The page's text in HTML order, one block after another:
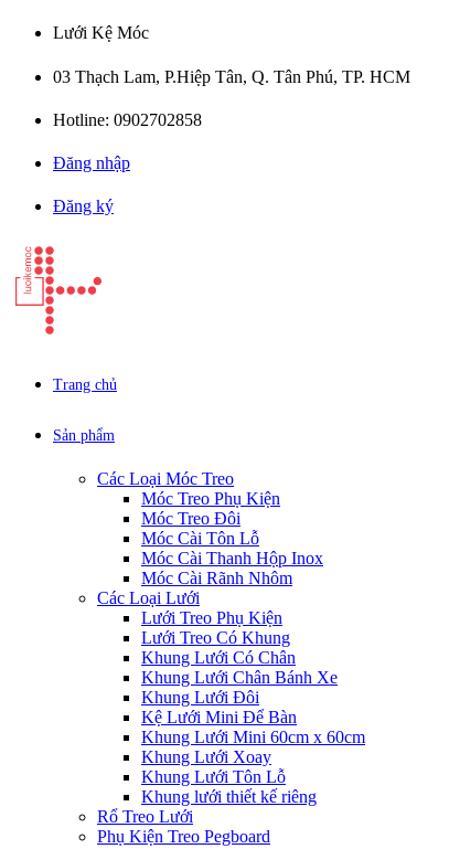
Lưới Kệ Móc
03 Thạch Lam, P.Hiệp Tân, Q. Tân Phú, TP. HCM
Hotline: 0902702858
Đăng nhập
Đăng ký
Trang chủ
Sản phẩm
Các Loại Móc Treo
Móc Treo Phụ Kiện
Móc Treo Đôi
Móc Cài Tôn Lỗ
Móc Cài Thanh Hộp Inox
Móc Cài Rãnh Nhôm
Các Loại Lưới
Lưới Treo Phụ Kiện
Lưới Treo Có Khung
Khung Lưới Có Chân
Khung Lưới Chân Bánh Xe
Khung Lưới Đôi
Kệ Lưới Mini Để Bàn
Khung Lưới Mini 60cm x 60cm
Khung Lưới Xoay
Khung Lưới Tôn Lỗ
Khung lưới thiết kế riêng
Rổ Treo Lưới
Phụ Kiện Treo Pegboard